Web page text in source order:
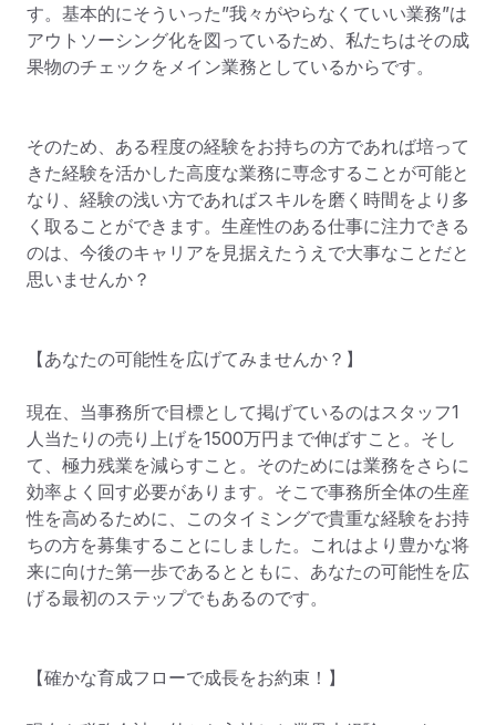
す。基本的にそういった”我々がやらなくていい業務”は
アウトソーシング化を図っているため、私たちはその成
果物のチェックをメイン業務としているからです。
そのため、ある程度の経験をお持ちの方であれば培って
きた経験を活かした高度な業務に専念することが可能と
なり、経験の浅い方であればスキルを磨く時間をより多
く取ることができます。生産性のある仕事に注力できる
のは、今後のキャリアを見据えたうえで大事なことだと
思いませんか？
【あなたの可能性を広げてみませんか？】
現在、当事務所で目標として掲げているのはスタッフ1
人当たりの売り上げを1500万円まで伸ばすこと。そし
て、極力残業を減らすこと。そのためには業務をさらに
効率よく回す必要があります。そこで事務所全体の生産
性を高めるために、このタイミングで貴重な経験をお持
ちの方を募集することにしました。これはより豊かな将
来に向けた第一歩であるとともに、あなたの可能性を広
げる最初のステップでもあるのです。
【確かな育成フローで成長をお約束！】